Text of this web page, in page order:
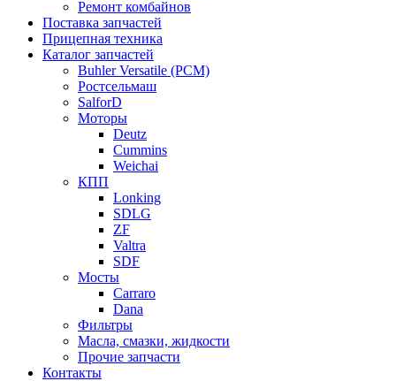
Ремонт комбайнов
Поставка запчастей
Прицепная техника
Каталог запчастей
Buhler Versatile (РСМ)
Ростсельмаш
SalforD
Моторы
Deutz
Cummins
Weichai
КПП
Lonking
SDLG
ZF
Valtra
SDF
Мосты
Carraro
Dana
Фильтры
Масла, смазки, жидкости
Прочие запчасти
Контакты